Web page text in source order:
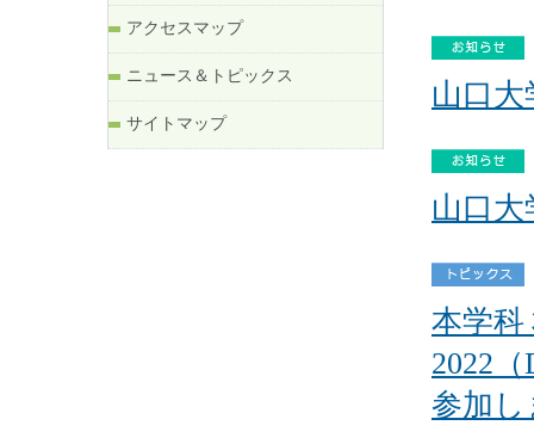
アクセスマップ
ニュース＆トピックス
サイトマップ
山口
山口
本学
2022
参加